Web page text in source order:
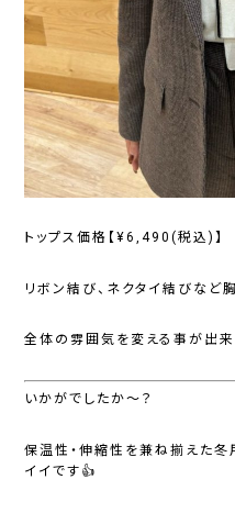
トップス価格【¥6,490(税込)】
リボン結び、ネクタイ結びなど
全体の雰囲気を変える事が出
いかがでしたか～？
保温性・伸縮性を兼ね揃えた冬
イイです👍